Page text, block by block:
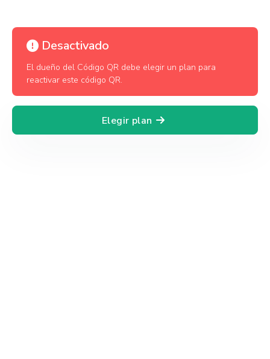
Desactivado
El dueño del Código QR debe elegir un plan para
reactivar este código QR.
Elegir plan